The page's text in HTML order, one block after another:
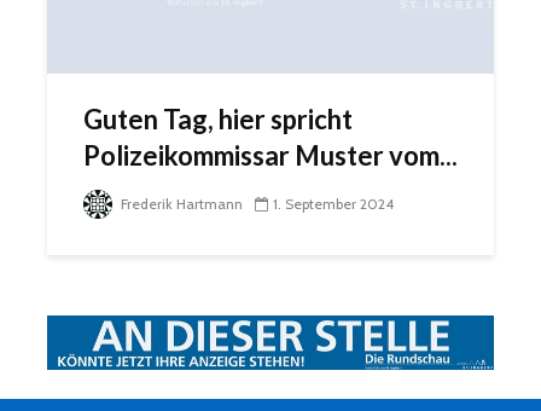
Guten Tag, hier spricht
Polizeikommissar Muster vom...
Frederik Hartmann 1. September 2024